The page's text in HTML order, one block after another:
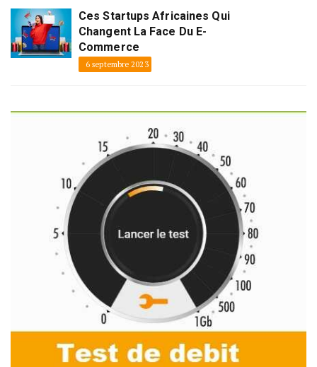
Ces Startups Africaines Qui
Changent La Face Du E-
Commerce
6 septembre 2023